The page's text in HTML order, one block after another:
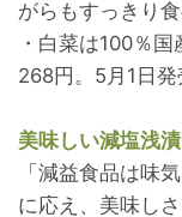
がらもすっきり食
・白菜は100％
268円。5月1日発
美味しい減塩浅
「減益食品は味
に応え、美味し